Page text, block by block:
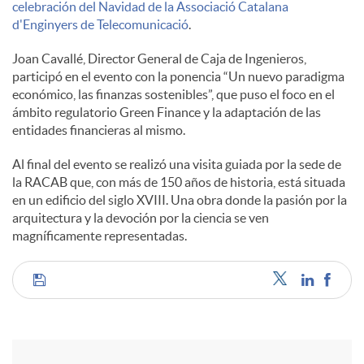
s
celebración del Navidad de la Associació Catalana
d'Enginyers de Telecomunicació
Joan Cavallé, Director General de Caja de Ingenieros,
participó en el evento con la ponencia “Un nuevo paradigma
económico, las finanzas sostenibles”, que puso el foco en el
ámbito regulatorio Green Finance y la adaptación de las
entidades financieras al mismo.
Al final del evento se realizó una visita guiada por la sede de
la RACAB que, con más de 150 años de historia, está situada
en un edificio del siglo XVIII. Una obra donde la pasión por la
arquitectura y la devoción por la ciencia se ven
magníficamente representadas.
C